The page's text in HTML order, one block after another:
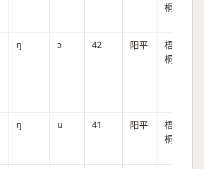
桐。
ŋ ɔ 42 阳平
梧
桐。
ŋ u 41 阳平
梧
桐。